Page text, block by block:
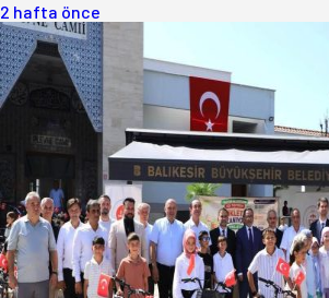
2 hafta önce